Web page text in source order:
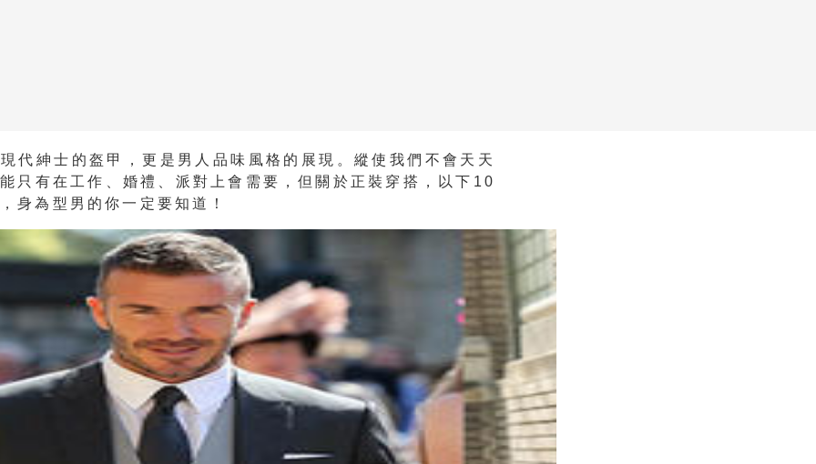
代紳士的盔甲，更是男人品味風格的展現。縱使我們不會天天
只有在工作、婚禮、派對上會需要，但關於正裝穿搭，以下10
身為型男的你一定要知道！